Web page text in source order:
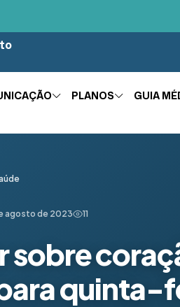
PLANOS GUIA
agosto de 2023 11
sobre
quinta-